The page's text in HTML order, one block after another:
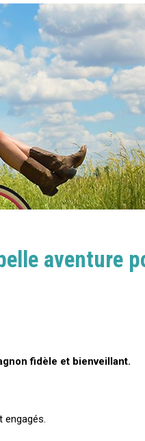
aventure
fidèle et bienveillant.
engagés.